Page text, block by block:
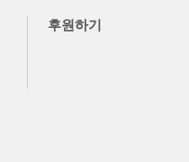
후원하기